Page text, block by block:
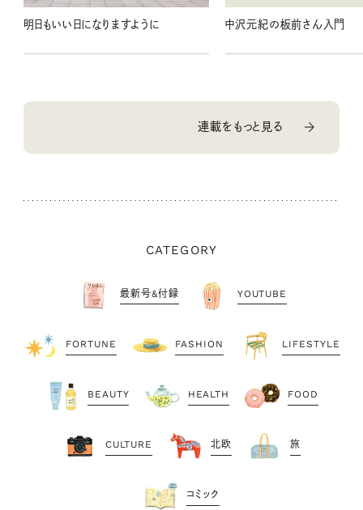
明日もいい日になりますように 中沢元紀の板前さん入門
連載をもっと見る
CATEGORY
最新号&付録 YOUTUBE
FORTUNE FASHION LIFESTYLE
BEAUTY HEALTH FOOD
CULTURE 北欧 旅
コミック